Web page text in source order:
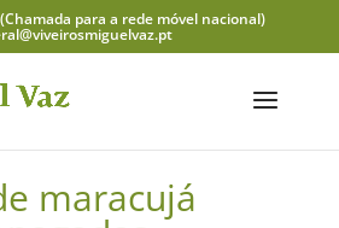
(Chamada para a rede móvel nacional)
maracujá